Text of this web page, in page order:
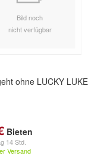
Bild noch
nicht verfügbar
ohne LUCKY LUKE
Bieten
14 Std.
Versand